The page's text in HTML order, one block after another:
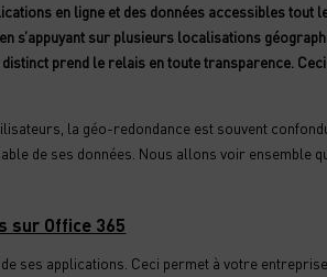
en ligne et des données accessibles tout
s’appuyant sur plusieurs localisations
prend le relais en toute transparence.
la géo-redondance est souvent
de ses données. Nous allons voir
sur Office 365
ses applications. Ceci permet à votre